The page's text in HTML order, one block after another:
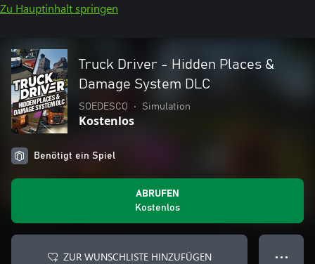
Zu Hauptinhalt springen
Truck Driver - Hidden Places &
Damage System DLC
SOEDESCO • Simulation
Kostenlos
Benötigt ein Spiel
ABRUFEN
Kostenlos
ZUR WUNSCHLISTE HINZUFÜGEN ● ● ●